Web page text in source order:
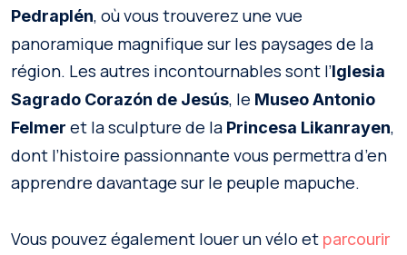
Pedraplén, où vous trouverez une vue
panoramique magnifique sur les paysages de la
région. Les autres incontournables sont l’Iglesia
Sagrado Corazón de Jesús, le Museo Antonio
Felmer et la sculpture de la Princesa Likanrayen,
dont l’histoire passionnante vous permettra d’en
apprendre davantage sur le peuple mapuche.
Vous pouvez également louer un vélo et parcourir